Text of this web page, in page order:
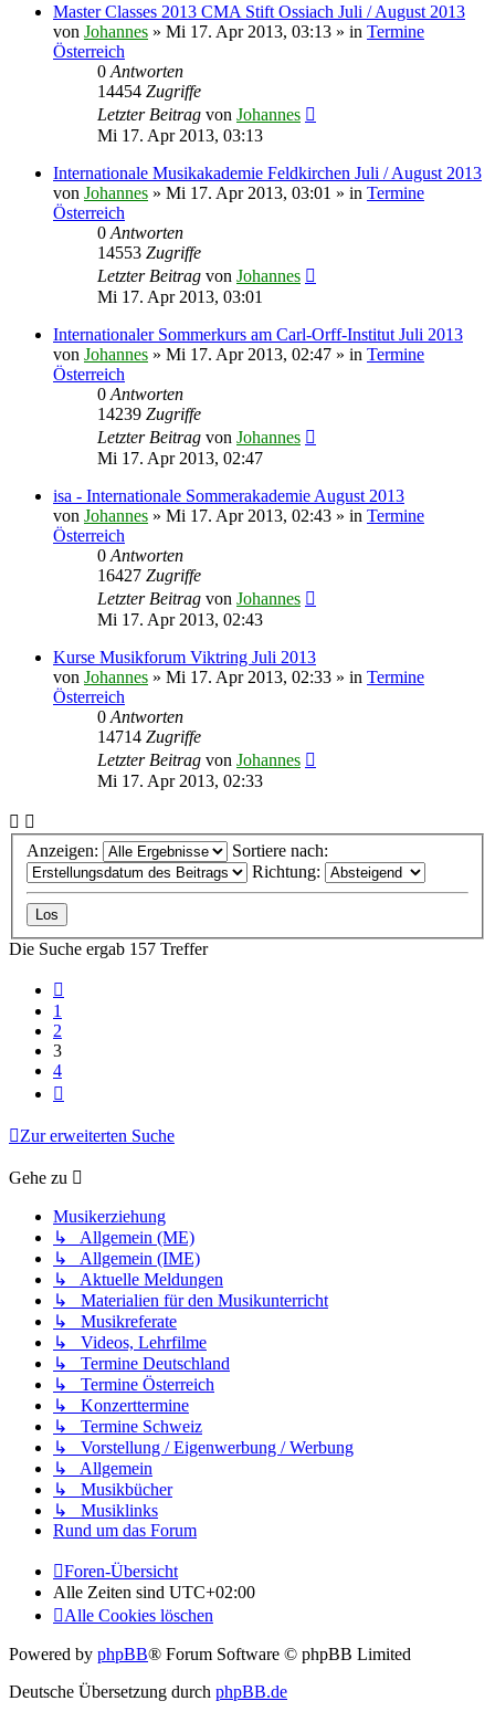
Master Classes 2013 CMA Stift Ossiach Juli / August 2013
von Johannes » Mi 17. Apr 2013, 03:13 » in Termine
Österreich
0 Antworten
14454 Zugriffe
Letzter Beitrag von Johannes
Mi 17. Apr 2013, 03:13
Internationale Musikakademie Feldkirchen Juli / August 2013
von Johannes » Mi 17. Apr 2013, 03:01 » in Termine
Österreich
0 Antworten
14553 Zugriffe
Letzter Beitrag von Johannes
Mi 17. Apr 2013, 03:01
Internationaler Sommerkurs am Carl-Orff-Institut Juli 2013
von Johannes » Mi 17. Apr 2013, 02:47 » in Termine
Österreich
0 Antworten
14239 Zugriffe
Letzter Beitrag von Johannes
Mi 17. Apr 2013, 02:47
isa - Internationale Sommerakademie August 2013
von Johannes » Mi 17. Apr 2013, 02:43 » in Termine
Österreich
0 Antworten
16427 Zugriffe
Letzter Beitrag von Johannes
Mi 17. Apr 2013, 02:43
Kurse Musikforum Viktring Juli 2013
von Johannes » Mi 17. Apr 2013, 02:33 » in Termine
Österreich
0 Antworten
14714 Zugriffe
Letzter Beitrag von Johannes
Mi 17. Apr 2013, 02:33
Anzeigen:
Sortiere nach:
Richtung:
Die Suche ergab 157 Treffer
1
2
3
4
Zur erweiterten Suche
Gehe zu
Musikerziehung
↳ Allgemein (ME)
↳ Allgemein (IME)
↳ Aktuelle Meldungen
↳ Materialien für den Musikunterricht
↳ Musikreferate
↳ Videos, Lehrfilme
↳ Termine Deutschland
↳ Termine Österreich
↳ Konzerttermine
↳ Termine Schweiz
↳ Vorstellung / Eigenwerbung / Werbung
↳ Allgemein
↳ Musikbücher
↳ Musiklinks
Rund um das Forum
Foren-Übersicht
Alle Zeiten sind UTC+02:00
Alle Cookies löschen
Powered by phpBB® Forum Software © phpBB Limited
Deutsche Übersetzung durch phpBB.de